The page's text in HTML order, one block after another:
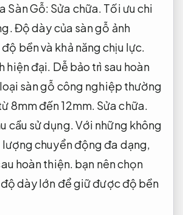
Sàn Gỗ: Sửa chữa. Tối ưu chi
Độ dày của sàn gỗ ảnh
bền và khả năng chịu lực.
hiện đại. Dễ bảo trì sau hoàn
sàn gỗ công nghiệp thường
8mm đến 12mm. Sửa chữa.
cầu sử dụng.Với những không
chuyển động đa dạng,
hoàn thiện. bạn nên chọn
dày lớn để giữ được độ bền